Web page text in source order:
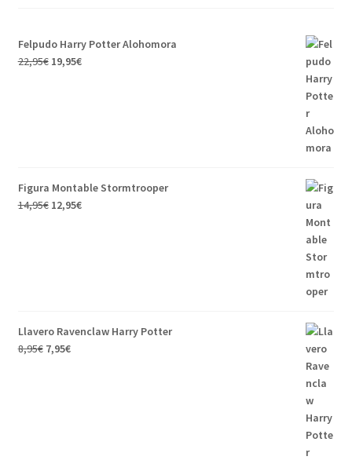
Felpudo Harry Potter Alohomora
22,95€ 19,95€
Figura Montable Stormtrooper
14,95€ 12,95€
Llavero Ravenclaw Harry Potter
8,95€ 7,95€